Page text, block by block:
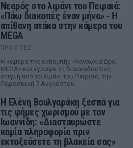
Νεαρός στο λιμάνι του Πειραιά:
«Πάω διακοπές έναν μήνα» ‑ Η
απίθανη ατάκα στην κάμερα του
MEGA
ΠΡΟΧΤΈΣ
Η κάμερα της εκπομπής «Κοινωνία Ώρα
MEGA» κατέγραψε τη διασκεδαστική
στιγμή από το λιμάνι του Πειραιά, την
Παρασκευή 7 Αυγούστου.
Η Ελένη Βουλγαράκη ξεσπά για
τις φήμες χωρισμού με τον
Ιωαννίδη: «Διασταυρώστε
καμία πληροφορία πριν
εκτοξεύσετε τη βλακεία σας»